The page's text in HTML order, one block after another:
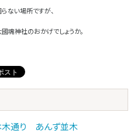
ない場所ですが、
魂神社のおかげでしょうか。
木通り あんず並木